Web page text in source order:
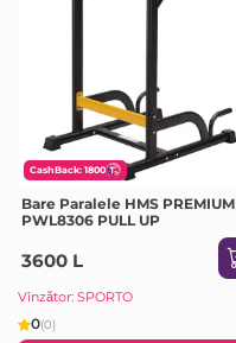
CashBack: 1800
Bare Paralele HMS PREMIUM
PWL8306 PULL UP
3600 L
Vînzător: SPORTO
0(0)